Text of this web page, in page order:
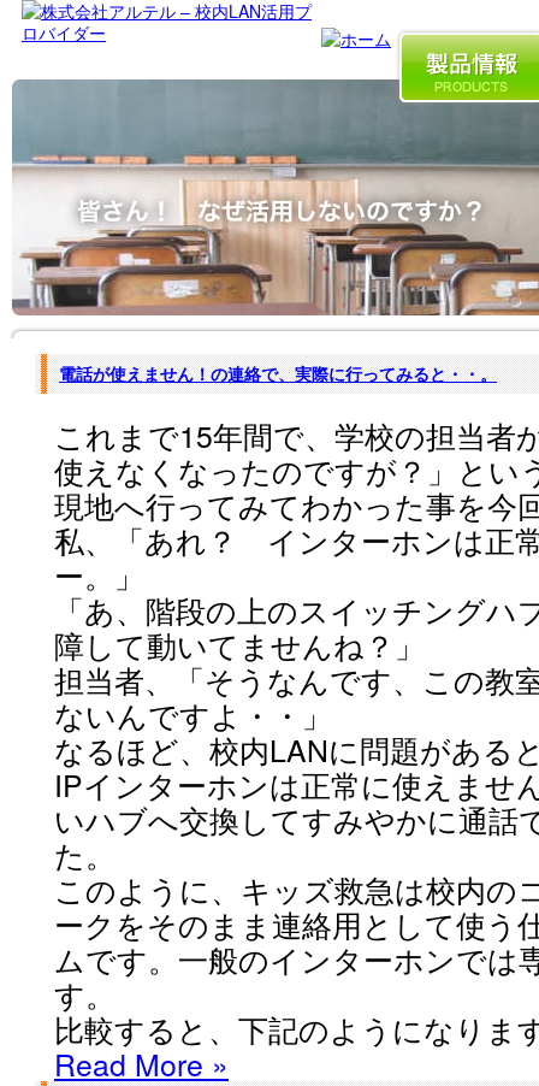
電話が使えません！の連絡で、実際に行ってみると・・。
これまで15年間で、学校の担当者
使えなくなったのですが？」とい
現地へ行ってみてわかった事を今
私、「あれ？ インターホンは正
ー。」
「あ、階段の上のスイッチング
障して動いてませんね？」
担当者、「そうなんです、この教
ないんですよ・・」
なるほど、校内LANに問題がある
IPインターホンは正常に使えませ
いハブへ交換してすみやかに通話
た。
このように、キッズ救急は校内の
ークをそのまま連絡用として使う
ムです。一般のインターホンでは
す。
比較すると、下記のようになりま
Read More »